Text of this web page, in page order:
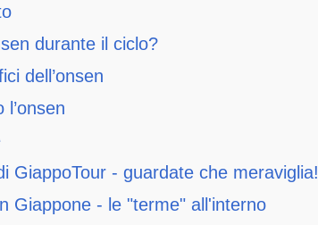
durante il ciclo?
dell’onsen
GiappoTour - guardate che meraviglia!
Giappone - le "terme" all'interno